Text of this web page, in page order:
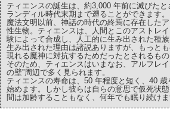
ティエンスの誕生は、約3,000 年前に滅びたと
ランディル時代末期まで遡ることができます。
魔法文明以前、神話の時代の終焉に存在した
性生物。ティエンスは、人間とこのアストレ
験によって合成し、人工的に生み出された種族
生み出された理由は諸説ありますが、もっとも
現れる魔神に対抗するためだったとされるもの
そのため、ティエンスはいまなお、アルフレ
の壁”周辺で多く見られます。
ティエンスの寿命は、50 年程度と短く、40
始めます。しかし彼らは自らの意思で仮死状
間は加齢することもなく、何年でも眠り続けま